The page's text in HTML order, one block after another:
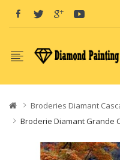
E-Liquids SaltNicVapor
Broderies Diamant
Broderie Diamant Grande